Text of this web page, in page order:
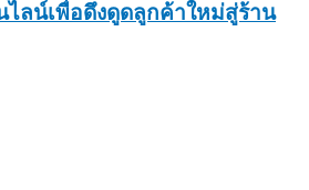
ลน์เพื่อดึงดูดลูกค้าใหม่สู่ร้าน